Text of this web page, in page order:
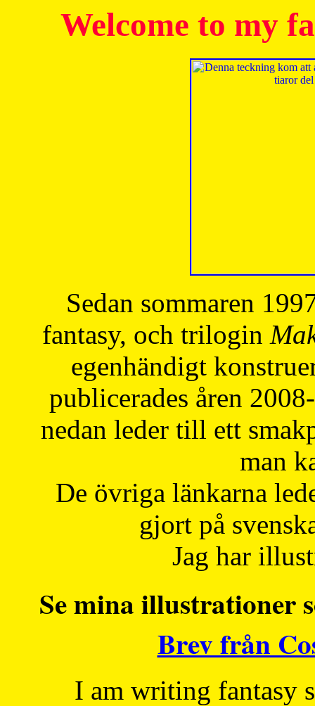
Welcome to my
Sedan sommaren
fantasy, och trilogin
egenhändigt
publicerades åren
nedan leder till ett
man
De övriga länkarna
gjort på
Jag har
Se mina illustrationer
Brev från
I am writing fantasy